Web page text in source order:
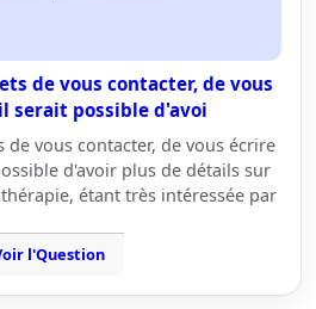
de vous contacter, de vous
serait possible d'avoi
de vous contacter, de vous écrire
d'avoir plus de détails sur
étant très intéressée par
l'Question